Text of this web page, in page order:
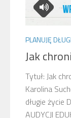
PLANUJĘ
Jak
Tytuł: Jak
Karolina
długie życie
AUDYCJI